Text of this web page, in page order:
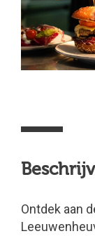
Ontdek aan